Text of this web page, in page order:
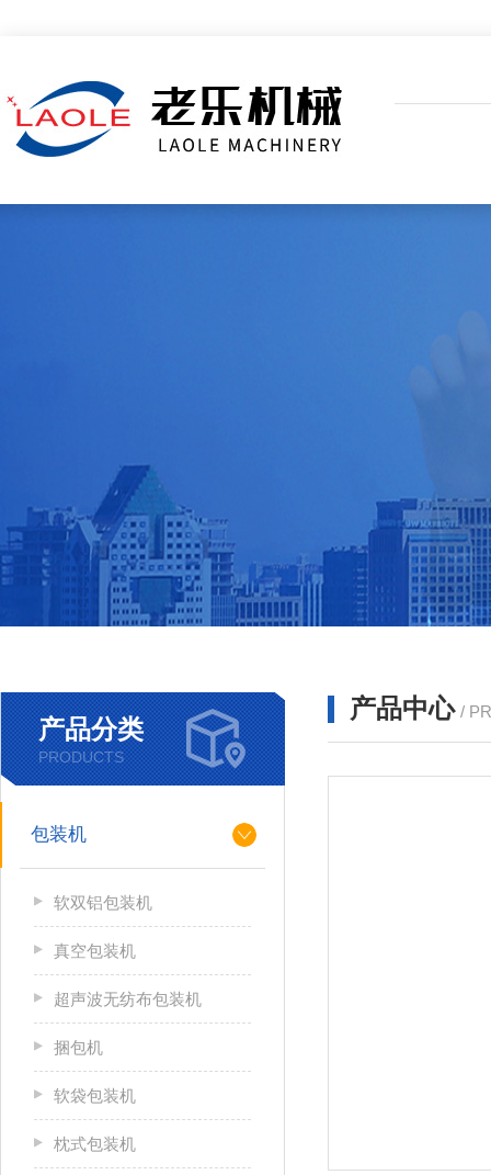
产品分类
PRODUCTS
包装机
软双铝包装机
真空包装机
超声波无纺布包装机
捆包机
软袋包装机
枕式包装机
产品中心 /